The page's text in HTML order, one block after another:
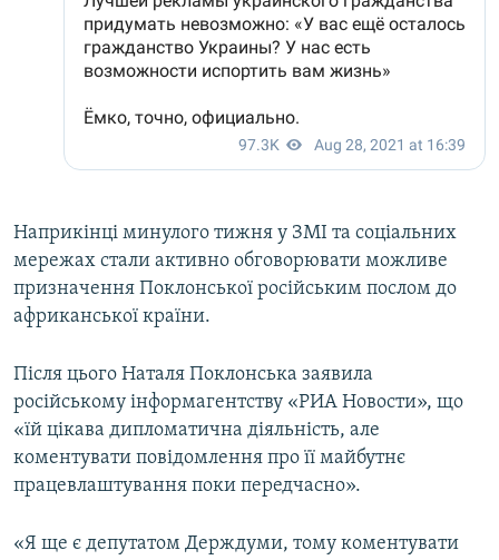
Наприкінці минулого тижня у ЗМІ та соціальних
мережах стали активно обговорювати можливе
призначення Поклонської російським послом до
африканської країни.
Після цього Наталя Поклонська заявила
російському інформагентству «РИА Новости», що
«їй цікава дипломатична діяльність, але
коментувати повідомлення про її майбутнє
працевлаштування поки передчасно».
«Я ще є депутатом Держдуми, тому коментувати